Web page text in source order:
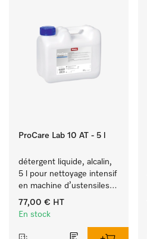
ProCare Lab 10 AT - 5 l
détergent liquide, alcalin,
5 l pour nettoyage intensif
en machine d’ustensiles
et de verrerie de
laboratoire.
77,00 € HT
En stock